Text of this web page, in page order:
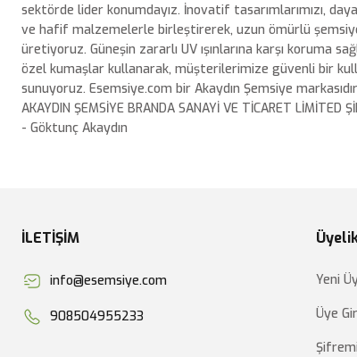
sektörde lider konumdayız. İnovatif tasarımlarımızı,
ve hafif malzemelerle birleştirerek, uzun ömürlü
üretiyoruz. Güneşin zararlı UV ışınlarına karşı koruma
özel kumaşlar kullanarak, müşterilerimize güvenli bir
sunuyoruz. Esemsiye.com bir Akaydın Şemsiye
AKAYDIN ŞEMSİYE BRANDA SANAYİ VE TİCARET LİMİTED
- Göktunç Akaydın
İLETİŞİM
info@esemsiye.com
908504955233
Yeni
Üye